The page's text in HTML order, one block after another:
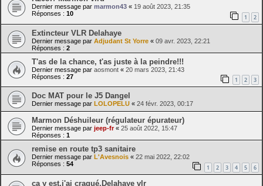
Dernier message par marmon43 « 19 août 2023, 21:35
Réponses : 10 1 2
Extincteur VLR Delahaye
Dernier message par Adjudant St Yorre « 09 avr. 2023, 22:21
Réponses : 2
T'as de la chance, t'as juste à la peindre!!!
Dernier message par aosmont « 20 mars 2023, 21:43
Réponses : 27 1 2 3
Doc MAT pour le J5 Dangel
Dernier message par LOLOPELU « 24 févr. 2023, 00:17
Marmon Déshuileur (régulateur épurateur)
Dernier message par jeep-fr« 25 août 2022, 15:47
Réponses : 1
remise en route tp3 sanitaire
Dernier message par L'Avesnois « 22 mai 2022, 22:02
Réponses : 54 1 2 3 4 5 6
ça y est,j'ai craqué,Delahaye vlr